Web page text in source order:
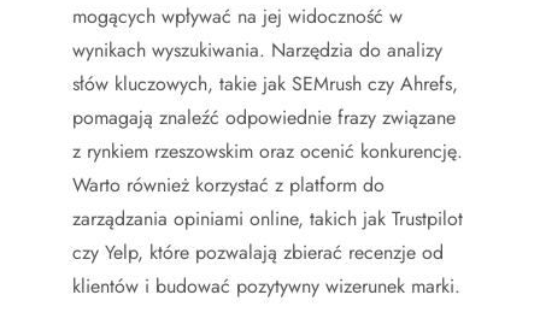
mogących wpływać na jej widoczność w
wynikach wyszukiwania. Narzędzia do analizy
słów kluczowych, takie jak SEMrush czy Ahrefs,
pomagają znaleźć odpowiednie frazy związane
z rynkiem rzeszowskim oraz ocenić konkurencję.
Warto również korzystać z platform do
zarządzania opiniami online, takich jak Trustpilot
czy Yelp, które pozwalają zbierać recenzje od
klientów i budować pozytywny wizerunek marki.